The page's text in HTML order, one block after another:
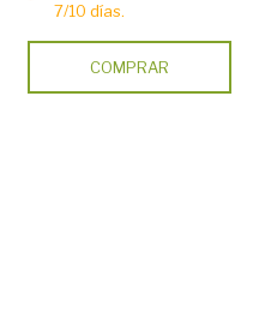
7/10 días.
COMPRAR